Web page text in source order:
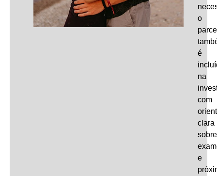
o
é
na
com
clara
sobre
e